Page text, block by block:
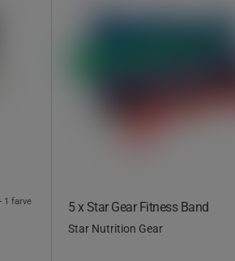
1 farve 5 x Star Gear Fitness Band
Star Nutrition Gear